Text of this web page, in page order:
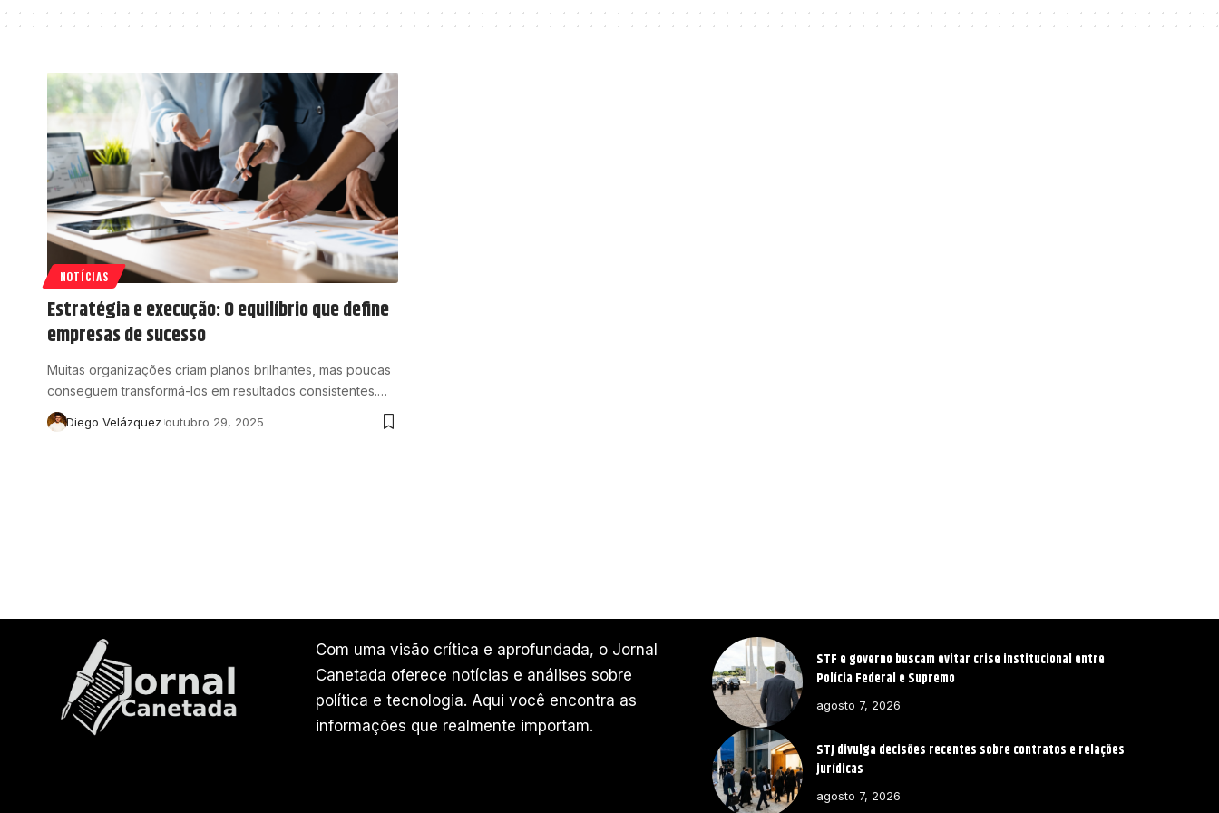
NOTÍCIAS
Estratégia e execução: O equilíbrio que define
empresas de sucesso
Muitas organizações criam planos brilhantes, mas poucas
conseguem transformá-los em resultados consistentes.…
Diego Velázquez outubro 29, 2025
Com uma visão crítica e aprofundada, o Jornal
Canetada oferece notícias e análises sobre
política e tecnologia. Aqui você encontra as
informações que realmente importam.
STF e governo buscam evitar crise institucional entre
Polícia Federal e Supremo
agosto 7, 2026
STJ divulga decisões recentes sobre contratos e relações
jurídicas
agosto 7, 2026